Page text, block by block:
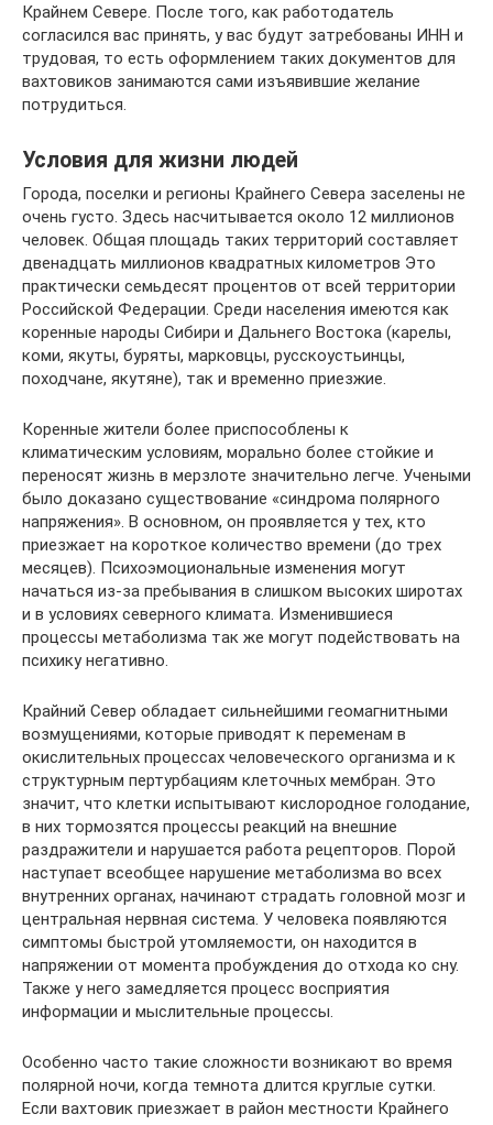
Крайнем Севере. После того, как работодатель
согласился вас принять, у вас будут затребованы ИНН и
трудовая, то есть оформлением таких документов для
вахтовиков занимаются сами изъявившие желание
потрудиться.
Условия для жизни людей
Города, поселки и регионы Крайнего Севера заселены не
очень густо. Здесь насчитывается около 12 миллионов
человек. Общая площадь таких территорий составляет
двенадцать миллионов квадратных километров Это
практически семьдесят процентов от всей территории
Российской Федерации. Среди населения имеются как
коренные народы Сибири и Дальнего Востока (карелы,
коми, якуты, буряты, марковцы, русскоустьинцы,
походчане, якутяне), так и временно приезжие.
Коренные жители более приспособлены к
климатическим условиям, морально более стойкие и
переносят жизнь в мерзлоте значительно легче. Учеными
было доказано существование «синдрома полярного
напряжения». В основном, он проявляется у тех, кто
приезжает на короткое количество времени (до трех
месяцев). Психоэмоциональные изменения могут
начаться из-за пребывания в слишком высоких широтах
и в условиях северного климата. Изменившиеся
процессы метаболизма так же могут подействовать на
психику негативно.
Крайний Север обладает сильнейшими геомагнитными
возмущениями, которые приводят к переменам в
окислительных процессах человеческого организма и к
структурным пертурбациям клеточных мембран. Это
значит, что клетки испытывают кислородное голодание,
в них тормозятся процессы реакций на внешние
раздражители и нарушается работа рецепторов. Порой
наступает всеобщее нарушение метаболизма во всех
внутренних органах, начинают страдать головной мозг и
центральная нервная система. У человека появляются
симптомы быстрой утомляемости, он находится в
напряжении от момента пробуждения до отхода ко сну.
Также у него замедляется процесс восприятия
информации и мыслительные процессы.
Особенно часто такие сложности возникают во время
полярной ночи, когда темнота длится круглые сутки.
Если вахтовик приезжает в район местности Крайнего